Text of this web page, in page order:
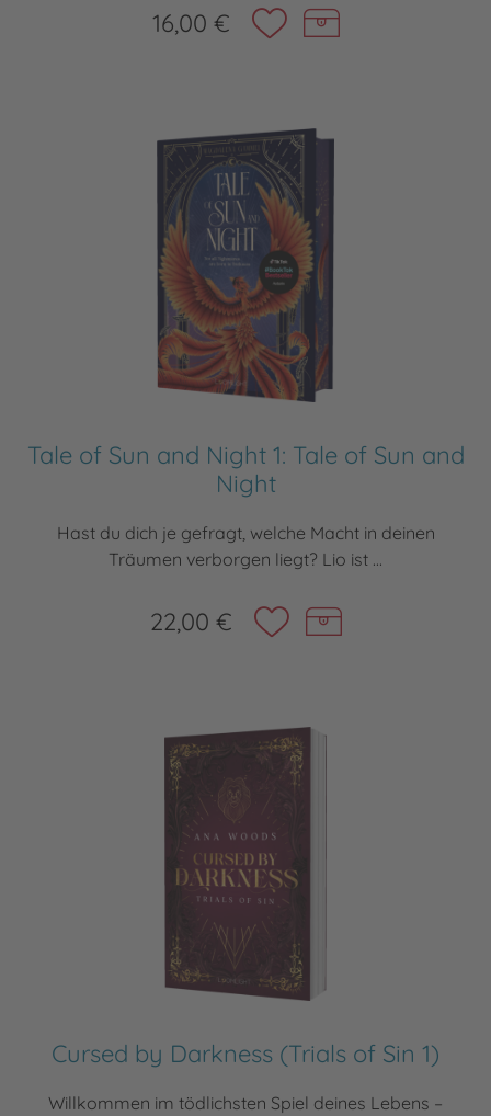
16,00 €
Tale of Sun and Night 1: Tale of Sun and
Night
Hast du dich je gefragt, welche Macht in deinen
Träumen verborgen liegt? Lio ist ...
22,00 €
Cursed by Darkness (Trials of Sin 1)
Willkommen im tödlichsten Spiel deines Lebens –